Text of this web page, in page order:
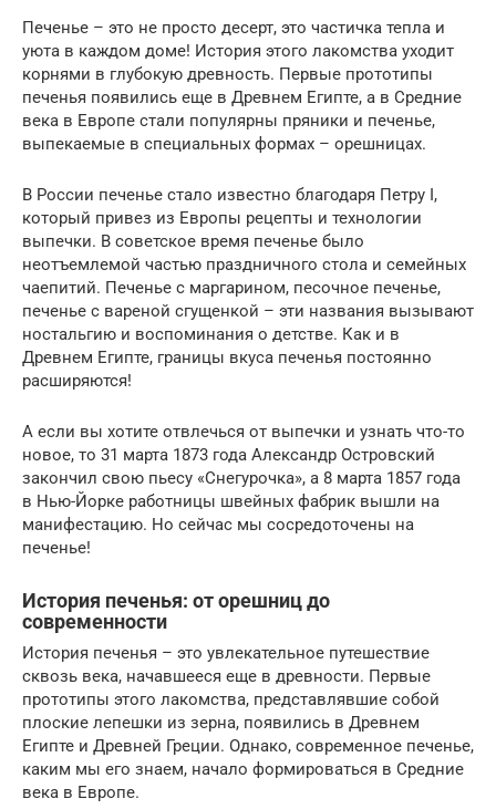
Печенье – это не просто десерт, это частичка тепла и
уюта в каждом доме! История этого лакомства уходит
корнями в глубокую древность. Первые прототипы
печенья появились еще в Древнем Египте, а в Средние
века в Европе стали популярны пряники и печенье,
выпекаемые в специальных формах – орешницах.
В России печенье стало известно благодаря Петру I,
который привез из Европы рецепты и технологии
выпечки. В советское время печенье было
неотъемлемой частью праздничного стола и семейных
чаепитий. Печенье с маргарином, песочное печенье,
печенье с вареной сгущенкой – эти названия вызывают
ностальгию и воспоминания о детстве. Как и в
Древнем Египте, границы вкуса печенья постоянно
расширяются!
А если вы хотите отвлечься от выпечки и узнать что-то
новое, то 31 марта 1873 года Александр Островский
закончил свою пьесу «Снегурочка», а 8 марта 1857 года
в Нью-Йорке работницы швейных фабрик вышли на
манифестацию. Но сейчас мы сосредоточены на
печенье!
История печенья: от орешниц до
современности
История печенья – это увлекательное путешествие
сквозь века, начавшееся еще в древности. Первые
прототипы этого лакомства, представлявшие собой
плоские лепешки из зерна, появились в Древнем
Египте и Древней Греции. Однако, современное печенье,
каким мы его знаем, начало формироваться в Средние
века в Европе.